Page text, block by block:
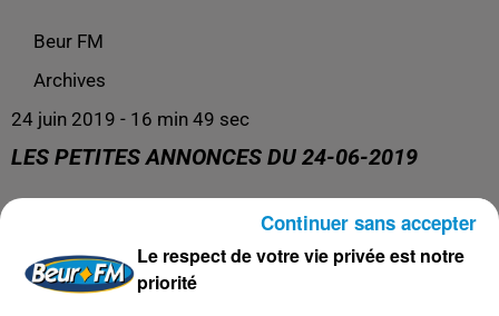
Beur FM
Archives
24 juin 2019 - 16 min 49 sec
LES PETITES ANNONCES DU 24-06-2019
Le respect de votre vie privée est notre
priorité
Continuer sans accepter